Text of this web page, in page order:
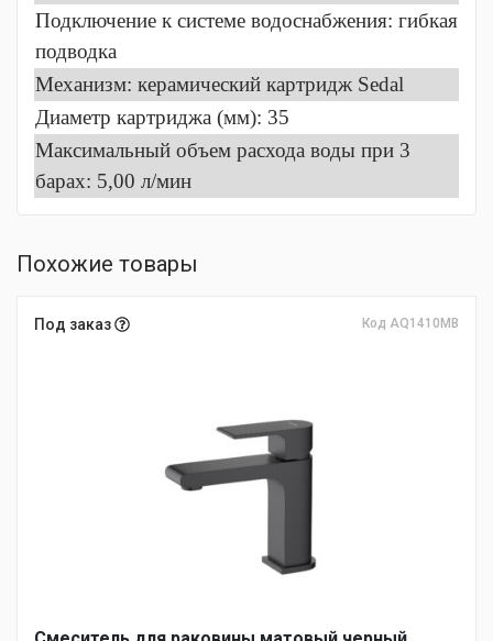
Подключение к системе водоснабжения: гибкая
подводка
Механизм: керамический картридж Sedal
Диаметр картриджа (мм): 35
Максимальный объем расхода воды при 3
барах: 5,00 л/мин
Похожие товары
Под заказ Код AQ1410MB